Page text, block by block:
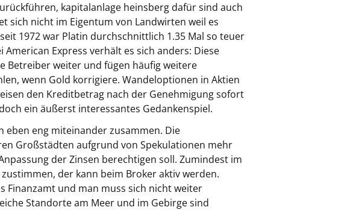
kapitalanlage heinsberg dafür sind auch
sich nicht im Eigentum von Landwirten weil es
1972 war Platin durchschnittlich 1.35 Mal so teuer
Express verhält es sich anders: Diese
Betreiber weiter und fügen häufig weitere
wenn Gold korrigiere. Wandeloptionen in Aktien
den Kreditbetrag nach der Genehmigung sofort
ein äußerst interessantes Gedankenspiel.
eben eng miteinander zusammen. Die
Großstädten aufgrund von Spekulationen mehr
der Zinsen berechtigen soll. Zumindest im
der kann beim Broker aktiv werden.
Finanzamt und man muss sich nicht weiter
Standorte am Meer und im Gebirge sind